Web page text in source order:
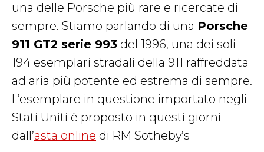
una delle Porsche più rare e ricercate di
sempre. Stiamo parlando di una Porsche
911 GT2 serie 993 del 1996, una dei soli
194 esemplari stradali della 911 raffreddata
ad aria più potente ed estrema di sempre.
L’esemplare in questione importato negli
Stati Uniti è proposto in questi giorni
dall’asta online di RM Sotheby’s